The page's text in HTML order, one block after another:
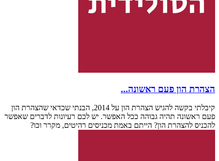
הצהרת הון פעם ראשונה...
קיבלתי בקשה להגיש הצהרת הון על 2014, הבנתי שכדאי שהצהרת הון
פעם ראשונה תהיה גבוהה ככל האפשר. יש לכם רעיונות לדברים שאפשר
להכניס להצהרת הון? הייתם באמת מכניסים רהיטים, מקרר וכו?